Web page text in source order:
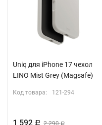
Uniq для iPhone 17 чехол
LINO Mist Grey (Magsafe)
Код товара: 121-294
1 592 Р 2 290Р